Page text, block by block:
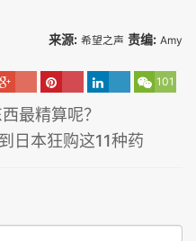
来源: 希望之声 责编: Amy
101
最精算呢？
日本狂购这11种药